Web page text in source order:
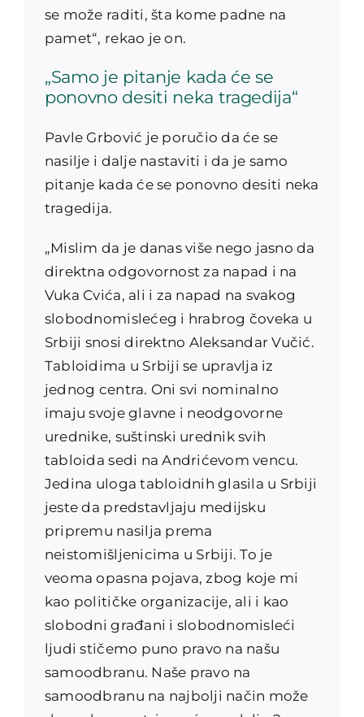
se može raditi, šta kome padne na
pamet“, rekao je on.
„Samo je pitanje kada će se
ponovno desiti neka tragedija“
Pavle Grbović je poručio da će se
nasilje i dalje nastaviti i da je samo
pitanje kada će se ponovno desiti neka
tragedija.
„Mislim da je danas više nego jasno da
direktna odgovornost za napad i na
Vuka Cvića, ali i za napad na svakog
slobodnomislećeg i hrabrog čoveka u
Srbiji snosi direktno Aleksandar Vučić.
Tabloidima u Srbiji se upravlja iz
jednog centra. Oni svi nominalno
imaju svoje glavne i neodgovorne
urednike, suštinski urednik svih
tabloida sedi na Andrićevom vencu.
Jedina uloga tabloidnih glasila u Srbiji
jeste da predstavljaju medijsku
pripremu nasilja prema
neistomišljenicima u Srbiji. To je
veoma opasna pojava, zbog koje mi
kao političke organizacije, ali i kao
slobodni građani i slobodnomisleći
ljudi stičemo puno pravo na našu
samoodbranu. Naše pravo na
samoodbranu na najbolji način može